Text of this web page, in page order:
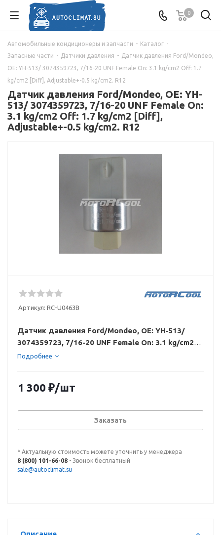
0
Автомобильные кондиционеры и запчасти - Каталог -
Запасные части - Датчики давления - Датчик давления Ford/Mondeo,
OE: YH-513/ 3074359723, 7/16-20 UNF Female On: 3.1 kg/cm2 Off: 1.7
kg/cm2 [Diff], Adjustable+-0.5 kg/cm2. R12
Датчик давления Ford/Mondeo, OE: YH-
513/ 3074359723, 7/16-20 UNF Female On:
3.1 kg/cm2 Off: 1.7 kg/cm2 [Diff],
Adjustable+-0.5 kg/cm2. R12
Артикул: RC-U0463B
Датчик давления Ford/Mondeo, OE: YH-513/
3074359723, 7/16-20 UNF Female On: 3.1 kg/cm2
Off: 1.7 kg/cm2 [Diff], Adjustable+-0.5 kg/cm2. R12
Подробнее
1 300 ₽/шт
Заказать
* Актуальную стоимость можете уточнить у менеджера
8 (800) 101-66-08 - Звонок бесплатный
sale@autoclimat.su